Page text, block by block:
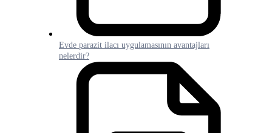
Evde parazit ilacı uygulamasının avantajları
nelerdir?